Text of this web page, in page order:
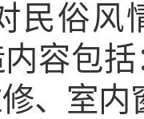
民俗风
容包
、室